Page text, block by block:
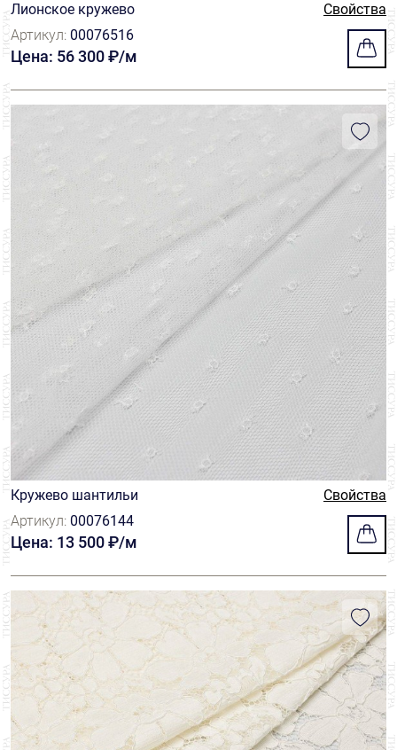
Лионское кружево
Свойства
Артикул: 00076516
Цена: 56 300 ₽/м
Кружево шантильи
Свойства
Артикул: 00076144
Цена: 13 500 ₽/м